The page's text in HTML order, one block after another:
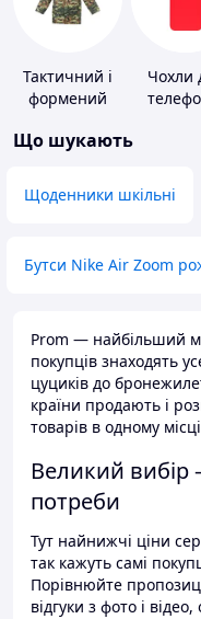
Тактичний і
формений
Чохли
Що шукають
Щоденники шкільні
Бутси Nike Air Zoom
Prom — найбільший
покупців знаходять
цуциків до
країни продають і
товарів в одному
Великий вибір
потреби
Тут найнижчі ціни
так кажуть самі
Порівнюйте
відгуки з фото і